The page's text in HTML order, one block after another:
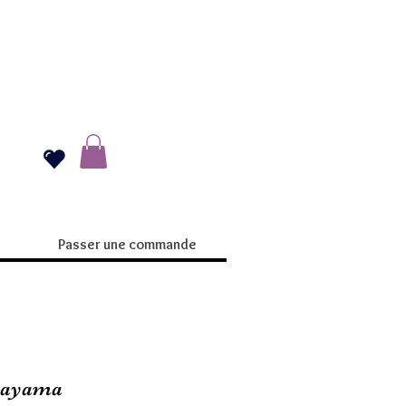
Passer une commande